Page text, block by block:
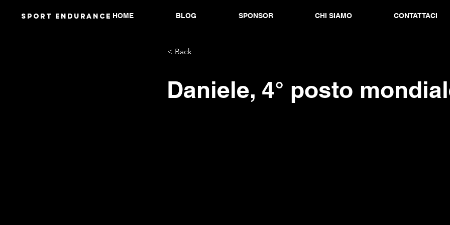
Sport endurANCE HOME BLOG SPONSOR CHI SIAMO CONTATTACI
< Back
Daniele, 4° posto